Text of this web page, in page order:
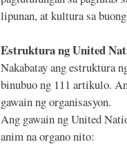
lipunan, at kultura sa
Estruktura ng United
Nakabatay ang estruktura
binubuo ng 111 artikulo.
gawain ng organisasyon.
Ang gawain ng United
anim na organo nito: